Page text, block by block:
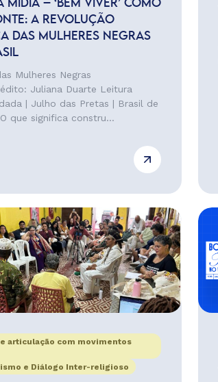
MÍDIA – ‘BEM VIVER’ COMO
A REVOLUÇÃO
DAS MULHERES NEGRAS
Mulheres Negras
Juliana Duarte Leitura
| Julho das Pretas | Brasil de
que significa constru...
articulação com movimentos
e Diálogo Inter-religioso